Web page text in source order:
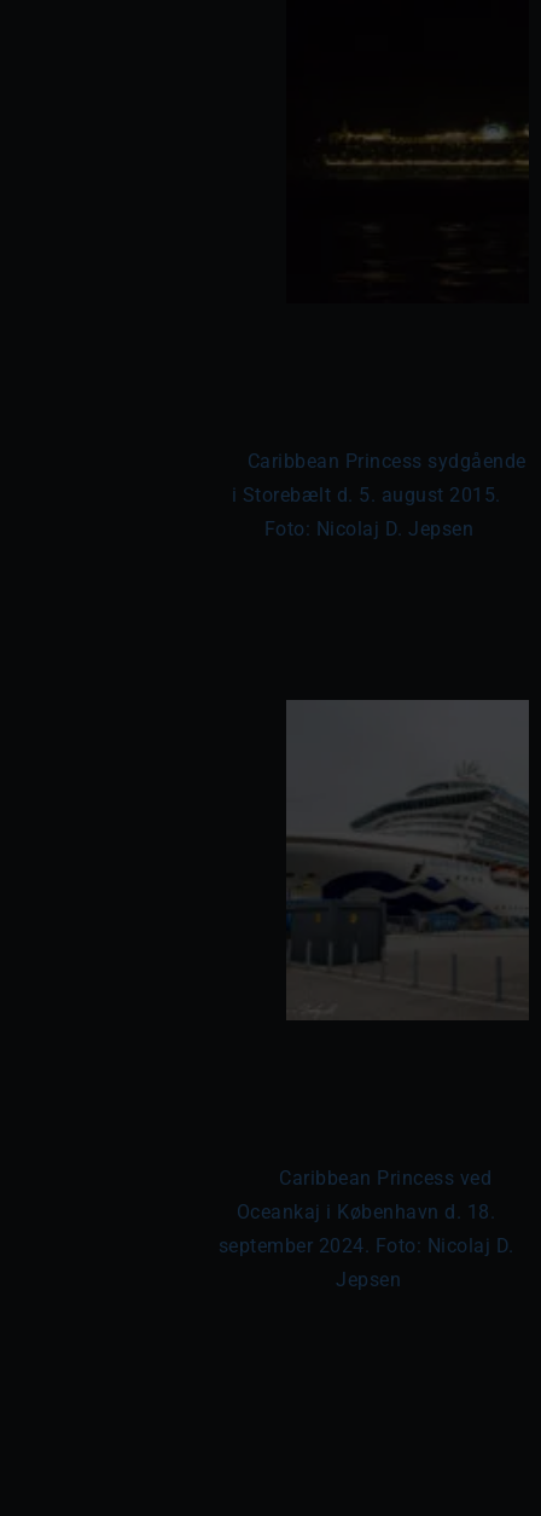
i Storebælt d. 5. august 2015.
Foto: Nicolaj D. Jepsen
Oceankaj i København d. 18.
september 2024. Foto: Nicolaj D.
Jepsen